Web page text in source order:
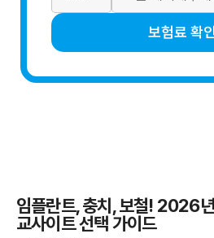
보험료 확인
임플란트, 충치, 보철! 2026
교사이트 선택 가이드